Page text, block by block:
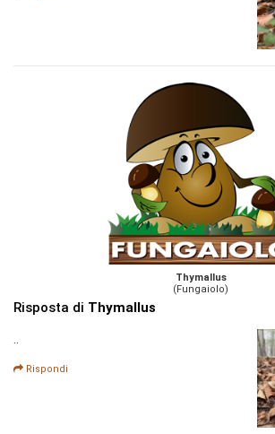
Thymallus
(Fungaiolo)
Risposta di Thymallus
..
Rispondi